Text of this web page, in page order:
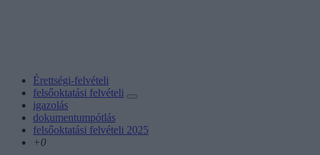
Érettségi-felvételi
felsőoktatási felvételi
igazolás
dokumentumpótlás
felsőoktatási felvételi 2025
+0